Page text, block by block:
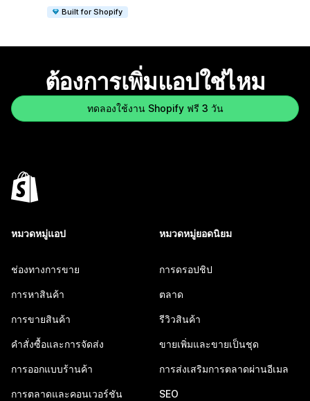
Built for Shopify
ต้องการเพิ่มแอปใช่ไหม
ทดลองใช้งาน Shopify ฟรี 3 วัน
หมวดหมู่แอป
ช่องทางการขาย
การหาสินค้า
การขายสินค้า
คำสั่งซื้อและการจัดส่ง
การออกแบบร้านค้า
การตลาดและคอนเวอร์ชัน
หมวดหมู่ยอดนิยม
การดรอปชิป
ตลาด
รีวิวสินค้า
ขายเพิ่มและขายเป็นชุด
การส่งเสริมการตลาดผ่านอีเมล
SEO